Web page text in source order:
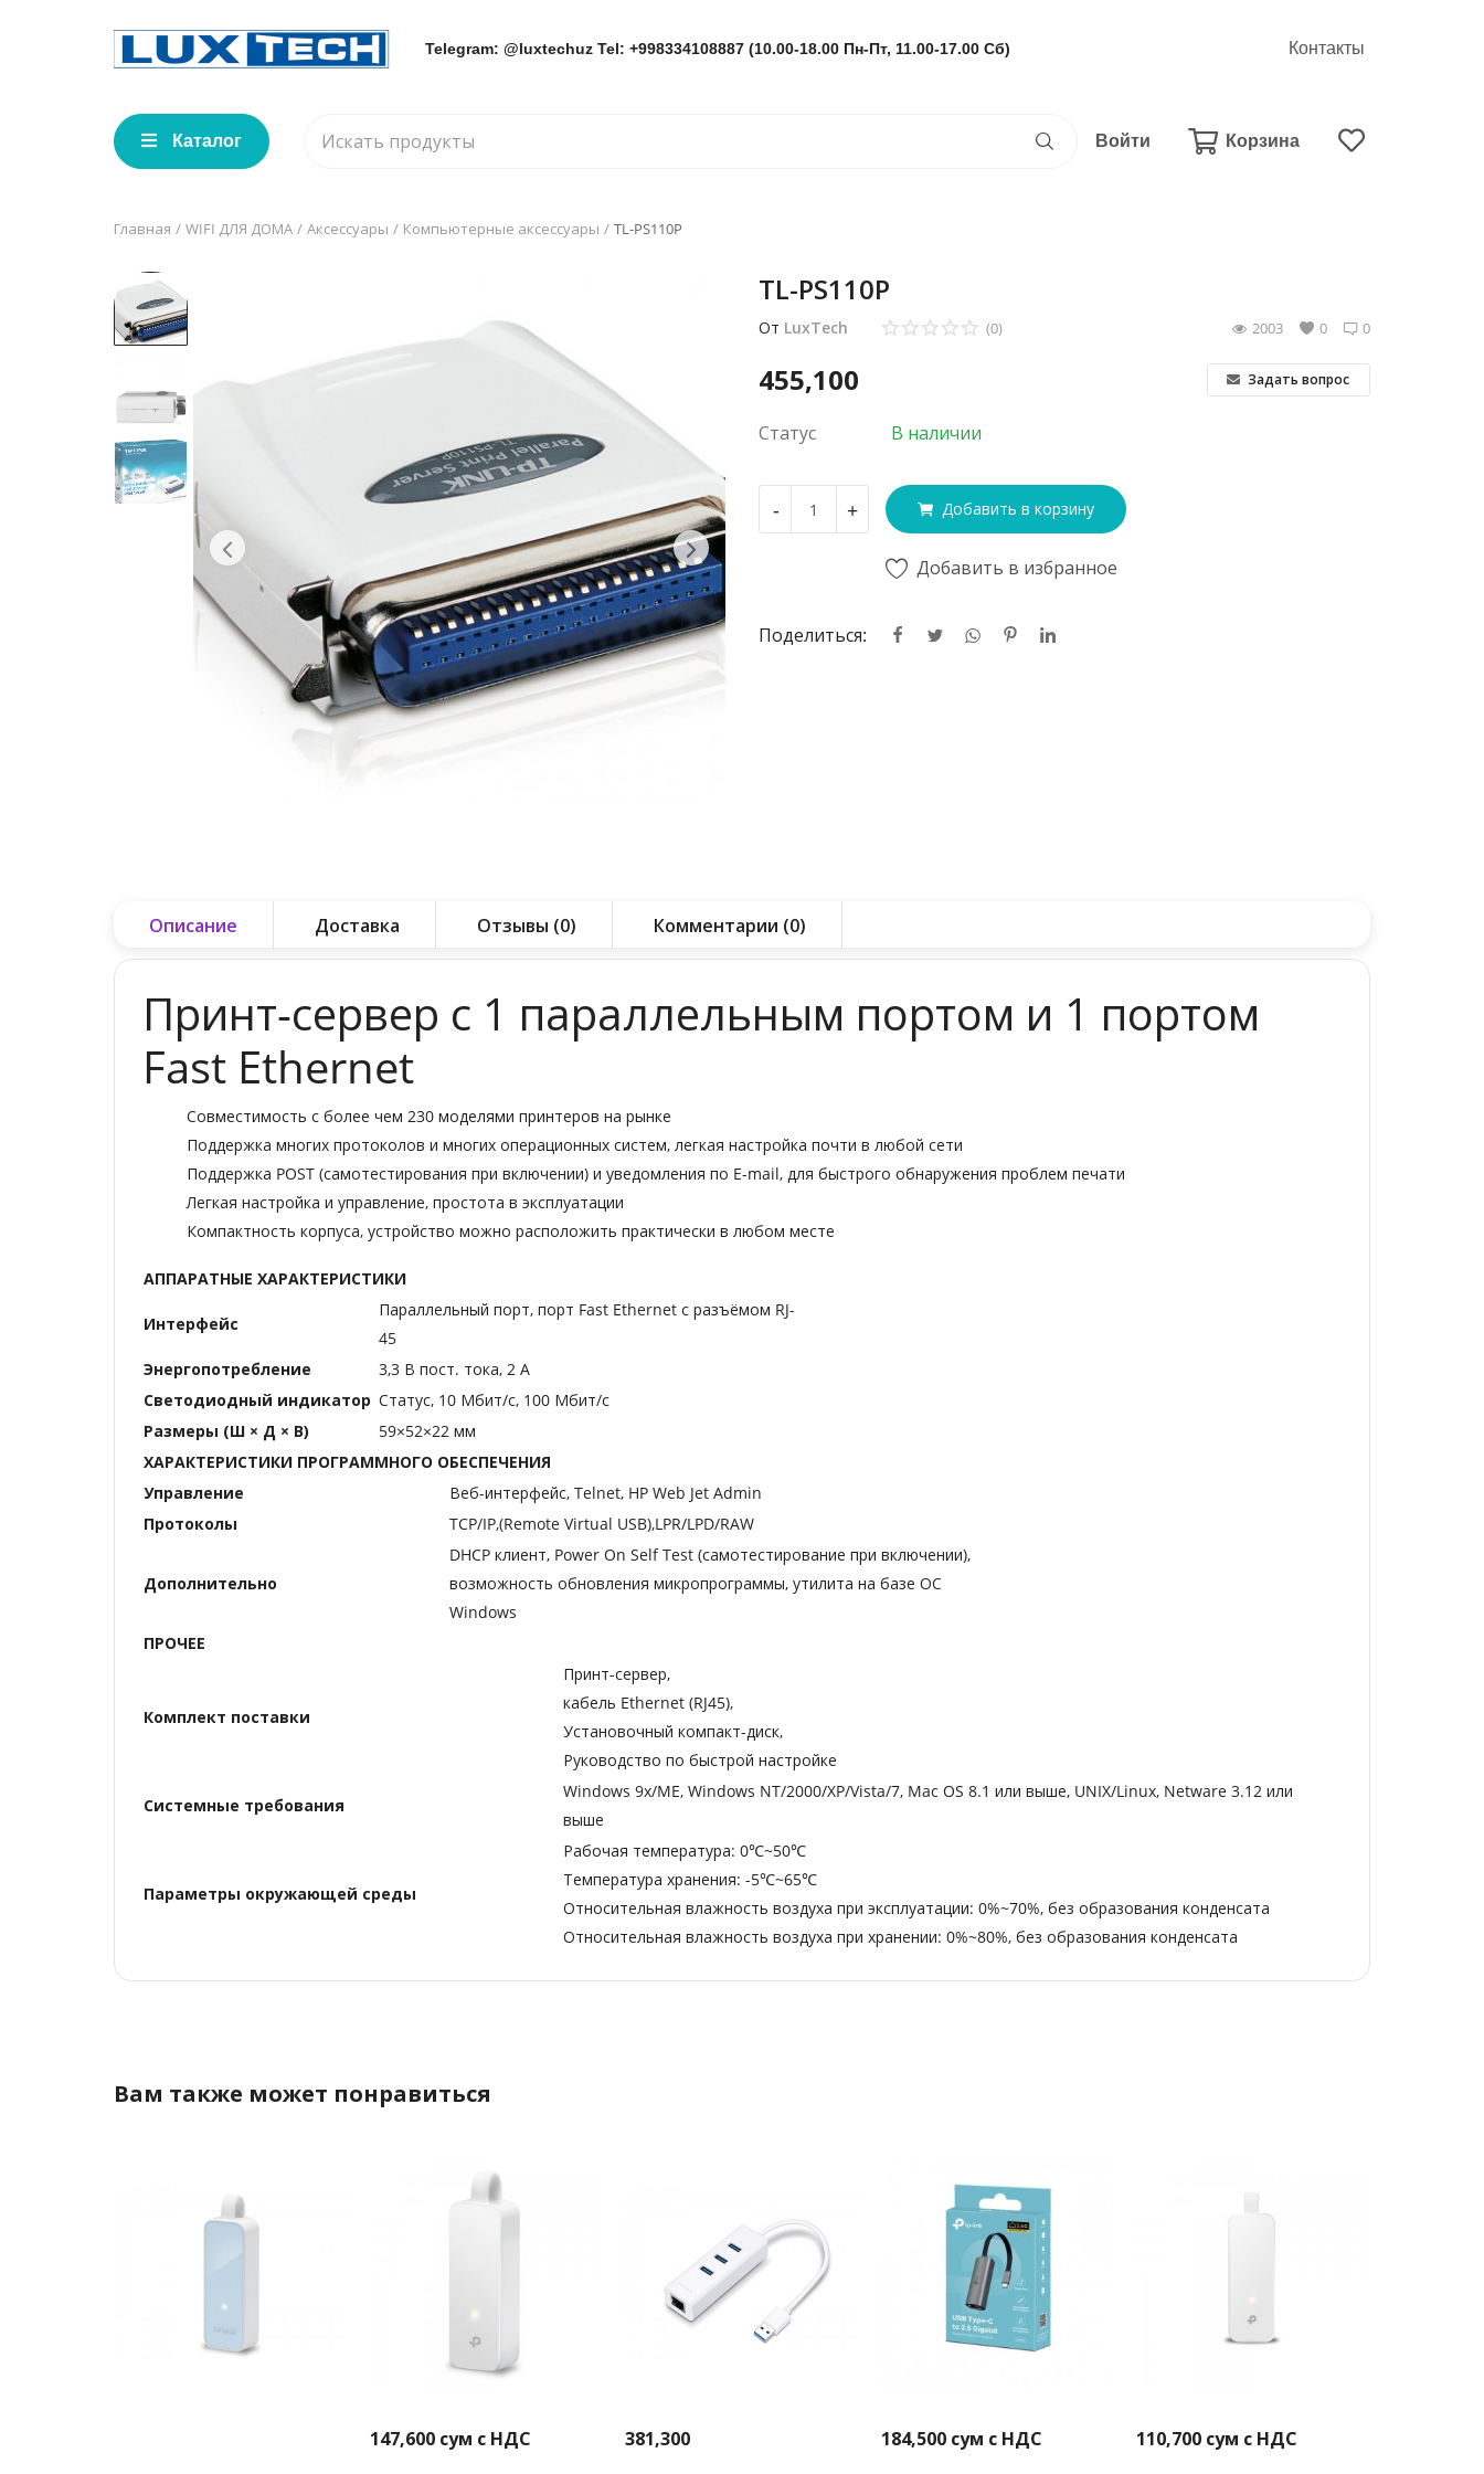
Telegram: @luxtechuz Tel: +998334108887 (10.00-18.00 Пн-Пт, 11.00-17.00 Сб) Контакты
Каталог Войти Корзина
Главная WIFI ДЛЯ ДОМА Аксессуары Компьютерные аксессуары TL-PS110P
TL-PS110P
От LuxTech 0
(0) 0
2003
455,100 Задать вопрос
Статус В наличии
- + Добавить в корзину
Добавить в избранное
Поделиться:
Описание Доставка Отзывы (0) Комментарии (0)
Принт-сервер с 1 параллельным портом и 1 портом
Fast Ethernet
Совместимость с более чем 230 моделями принтеров на рынке
Поддержка многих протоколов и многих операционных систем, легкая настройка почти в любой сети
Поддержка POST (самотестирования при включении) и уведомления по E-mail, для быстрого обнаружения проблем печати
Легкая настройка и управление, простота в эксплуатации
Компактность корпуса, устройство можно расположить практически в любом месте
АППАРАТНЫЕ ХАРАКТЕРИСТИКИ
Интерфейс
Параллельный порт, порт Fast Ethernet с разъёмом RJ-
45
Энергопотребление
3,3 В пост. тока, 2 А
Светодиодный индикатор Статус, 10 Мбит/с, 100 Мбит/с
Размеры (Ш × Д × В)
59×52×22 мм
ХАРАКТЕРИСТИКИ ПРОГРАММНОГО ОБЕСПЕЧЕНИЯ
Управление
Веб-интерфейс, Telnet, HP Web Jet Admin
Протоколы
TCP/IP,(Remote Virtual USB),LPR/LPD/RAW
Дополнительно
DHCP клиент, Power On Self Test (самотестирование при включении),
возможность обновления микропрограммы, утилита на базе ОС
Windows
ПРОЧЕЕ
Комплект поставки
Принт-сервер,
кабель Ethernet (RJ45),
Установочный компакт-диск,
Руководство по быстрой настройке
Системные требования
Windows 9x/ME, Windows NT/2000/XP/Vista/7, Mac OS 8.1 или выше, UNIX/Linux, Netware 3.12 или
выше
Параметры окружающей среды
Рабочая температура: 0℃~50℃
Температура хранения: -5℃~65℃
Относительная влажность воздуха при эксплуатации: 0%~70%, без образования конденсата
Относительная влажность воздуха при хранении: 0%~80%, без образования конденсата
Вам также может понравиться
147,600 сум с НДС 381,300 184,500 сум с НДС 110,700 сум с НДС